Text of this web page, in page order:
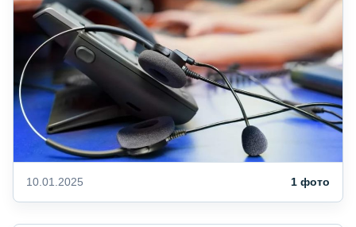
10.01.2025 1 фото